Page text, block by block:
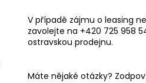
V případě zájmu o leasing
zavolejte na +420 725 958
ostravskou prodejnu.
Máte nějaké otázky?